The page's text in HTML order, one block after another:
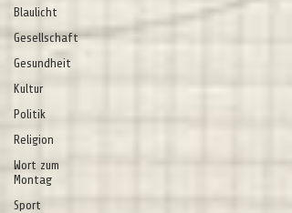
Blaulicht
Gesellschaft
Gesundheit
Kultur
Politik
Religion
Wort zum
Montag
Sport